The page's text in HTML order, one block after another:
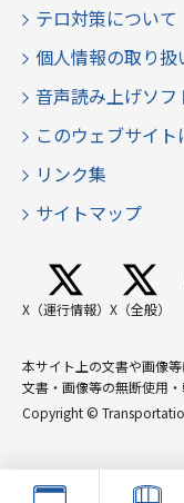
テロ対策について
個人情報の取り扱
音声読み上げソフ
このウェブサイト
リンク集
サイトマップ
X（運行情報） X（全般）
本サイト上の文書や画像
文書・画像等の無断使用・
Copyright ©